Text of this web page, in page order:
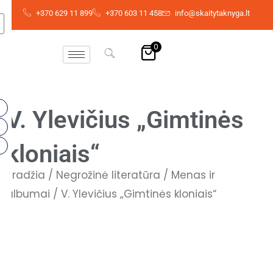
+370 629 11 899 +370 603 11 458 info@skaitytaknyga.lt
0
V. Ylevičius „Gimtinės
kloniais“
Pradžia / Negrožinė literatūra / Menas ir
albumai / V. Ylevičius „Gimtinės kloniais“